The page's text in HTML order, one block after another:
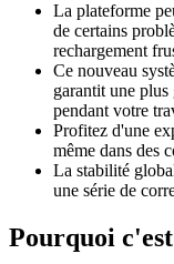
La plateforme
de certains
rechargement
Ce nouveau
garantit une
pendant votre
Profitez d'une
même dans des
La stabilité
une série de
Pourquoi